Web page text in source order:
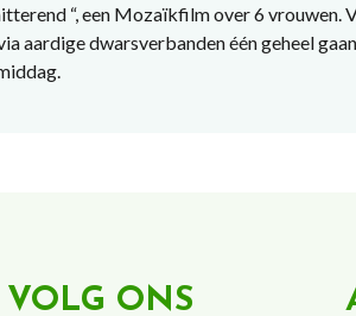
“, een Mozaïkfilm over 6 vrouwen.
aardige dwarsverbanden één geheel
VOLG ONS